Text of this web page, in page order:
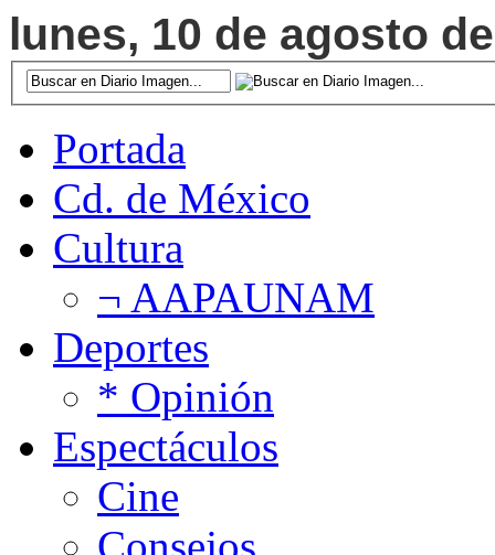
lunes, 10 de agosto
Portada
Cd. de México
Cultura
¬ AAPAUNAM
Deportes
* Opinión
Espectáculos
Cine
Consejos